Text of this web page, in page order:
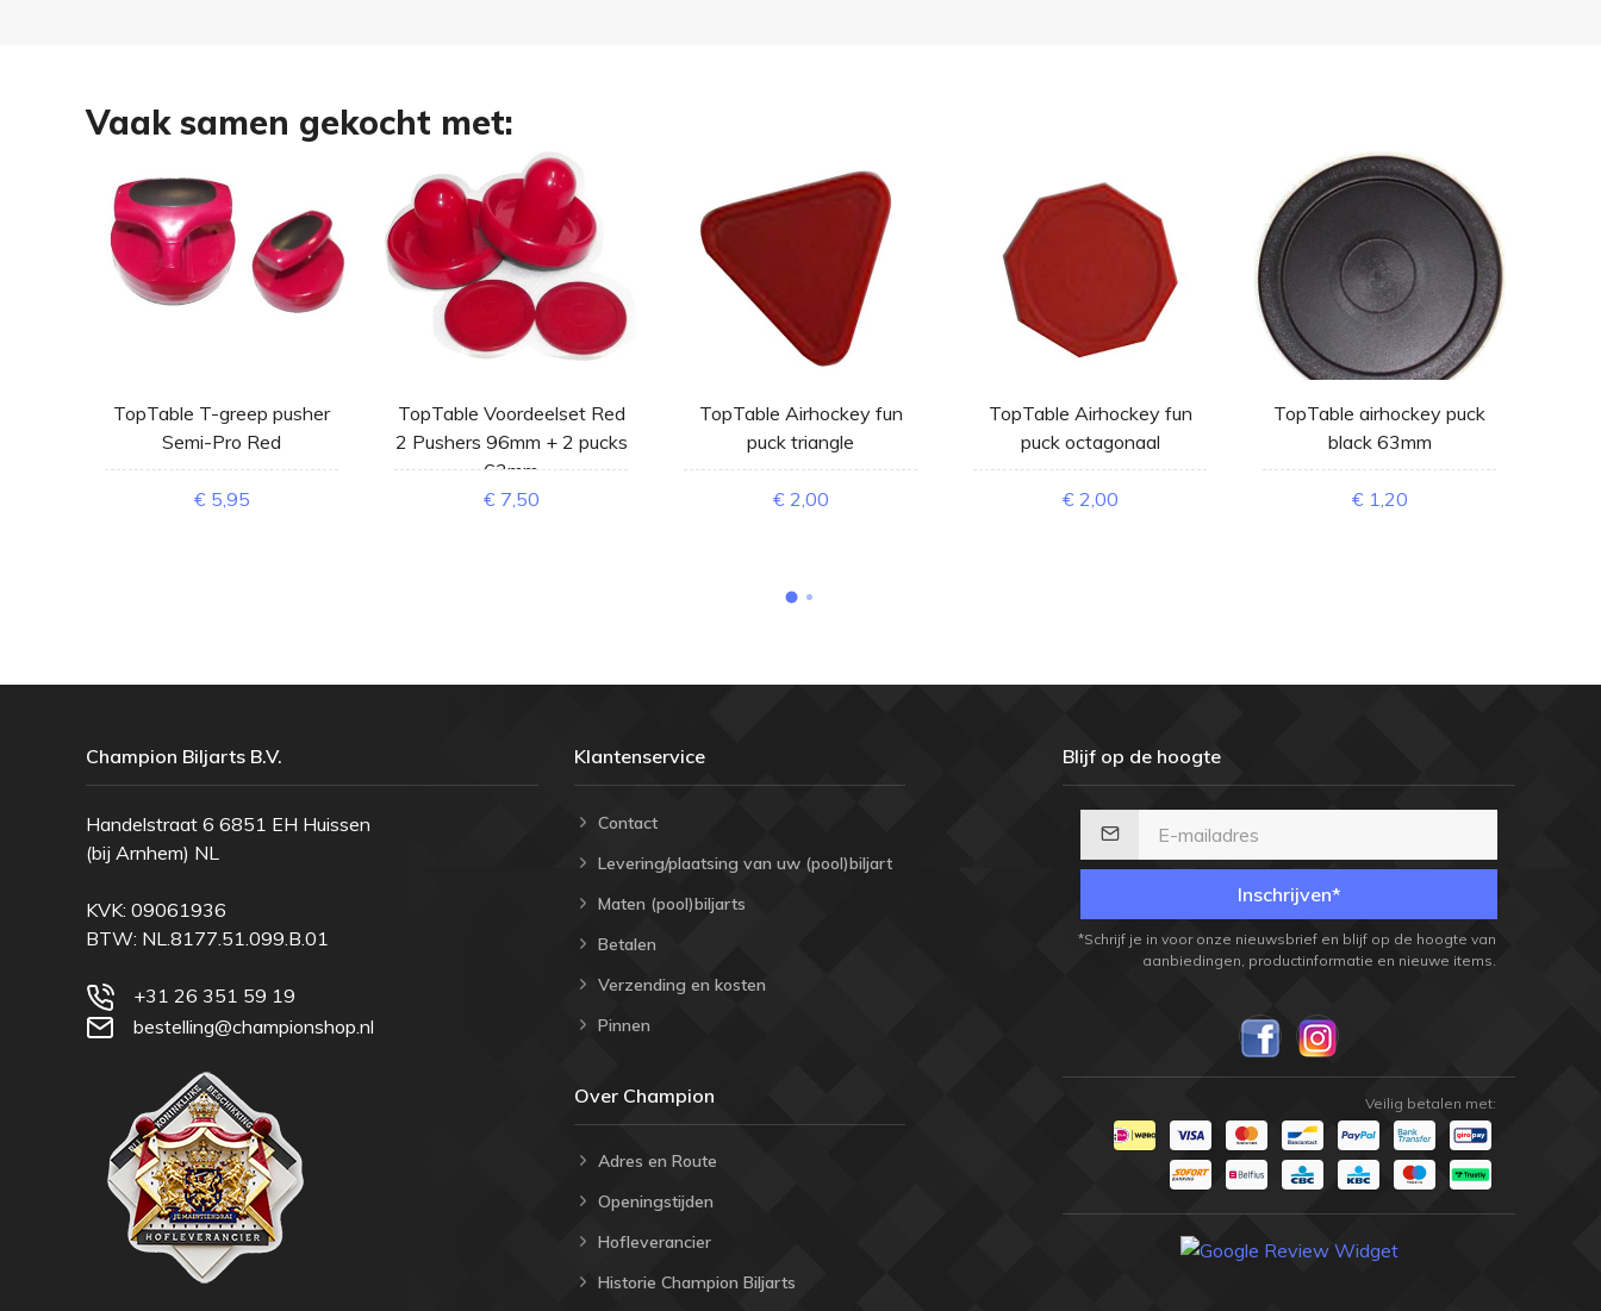
Vaak samen gekocht met:
TopTable T-greep pusher
Semi-Pro Red
€ 5,95
TopTable Voordeelset Red
2 Pushers 96mm + 2 pucks
63mm
€ 7,50
TopTable Airhockey fun
puck triangle
€ 2,00
TopTable Airhockey fun
puck octagonaal
€ 2,00
TopTable airhockey puck
black 63mm
€ 1,20
Champion Biljarts B.V.
Handelstraat 6 6851 EH Huissen
(bij Arnhem) NL
KVK: 09061936
BTW: NL.8177.51.099.B.01
+31 26 351 59 19
bestelling@championshop.nl
Klantenservice
Contact
Levering/plaatsing van uw (pool)biljart
Maten (pool)biljarts
Betalen
Verzending en kosten
Pinnen
Over Champion
Adres en Route
Openingstijden
Hofleverancier
Historie Champion Biljarts
Blijf op de hoogte
Inschrijven*
*Schrijf je in voor onze nieuwsbrief en blijf op de hoogte van
aanbiedingen, productinformatie en nieuwe items.
Veilig betalen met: